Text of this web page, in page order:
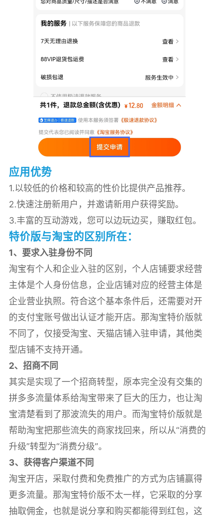
应用优势
1.以较低的价格和较高的性价比提供产品推荐。
2.快速注册新用户，并邀请新用户获得奖励。
3.丰富的互动游戏，您可以边玩边买，赚取红包。
特价版与淘宝的区别所在：
1、要求入驻身份不同
淘宝有个人和企业入驻的区别，个人店铺要求经营
主体是个人身份信息，企业店铺对应的经营主体是
企业营业执照。符合这个基本条件后，还需要对开
的支付宝账号做出认证才能开店。那淘宝特价版就
不同了，仅接受淘宝、天猫店铺入驻申请，其他类
型店铺不支持开通。
2、招商不同
其实是实现了一个招商转型，原本完全没有交集的
拼多多流量体系给淘宝带来了巨大的压力，也让淘
宝清楚看到了那波流失的用户。而淘宝特价版就是
帮助淘宝把那些流失的商家找回来，所以从“消费的
升级”转型为“消费分级”。
3、获得客户渠道不同
淘宝开店，采取付费和免费推广的方式为店铺赢得
更多流量。那淘宝特价版不太一样，它采取的分享
抽取佣金，也就是说分享和购买都能得到红包，这